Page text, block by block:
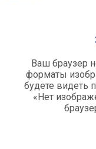
Ваш браузер
форматы
будете видеть
«Нет
Функции и
Разъем подключения
Технические
Направленность